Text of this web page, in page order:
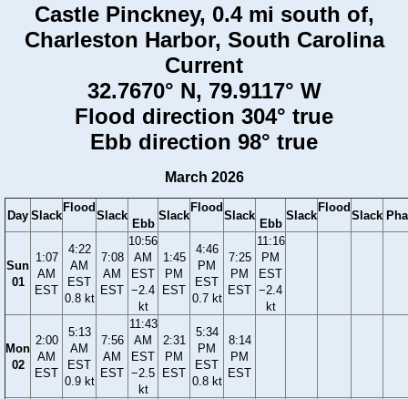
Castle Pinckney, 0.4 mi south of,
Charleston Harbor, South Carolina
Current
32.7670° N, 79.9117° W
Flood direction 304° true
Ebb direction 98° true
March 2026
Day Slack
Flood
Slack
Ebb
Slack
Flood
Slack
Ebb
Slack
Flood
Slack
Sun
01
1:07
AM
EST
4:22
AM
EST
0.8 kt
7:08
AM
EST
10:56
AM
EST
−2.4
kt
1:45
PM
EST
4:46
PM
EST
0.7 kt
7:25
PM
EST
11:16
PM
EST
−2.4
kt
Mon
02
2:00
AM
EST
5:13
AM
EST
0.9 kt
7:56
AM
EST
11:43
AM
EST
−2.5
kt
2:31
PM
EST
5:34
PM
EST
0.8 kt
8:14
PM
EST